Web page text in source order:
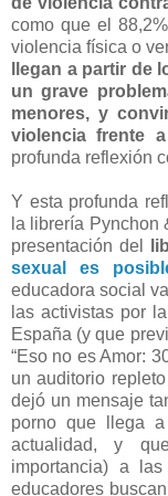
como que el
violencia física o
llegan a partir de
un grave
menores, y
violencia frente
profunda reflexión
Y esta profunda
la librería Pynchon
presentación del
sexual es
educadora social
las activistas por
España (y que
“Eso no es Amor:
un auditorio
dejó un mensaje
porno que llega
actualidad, y
importancia) a
educadores